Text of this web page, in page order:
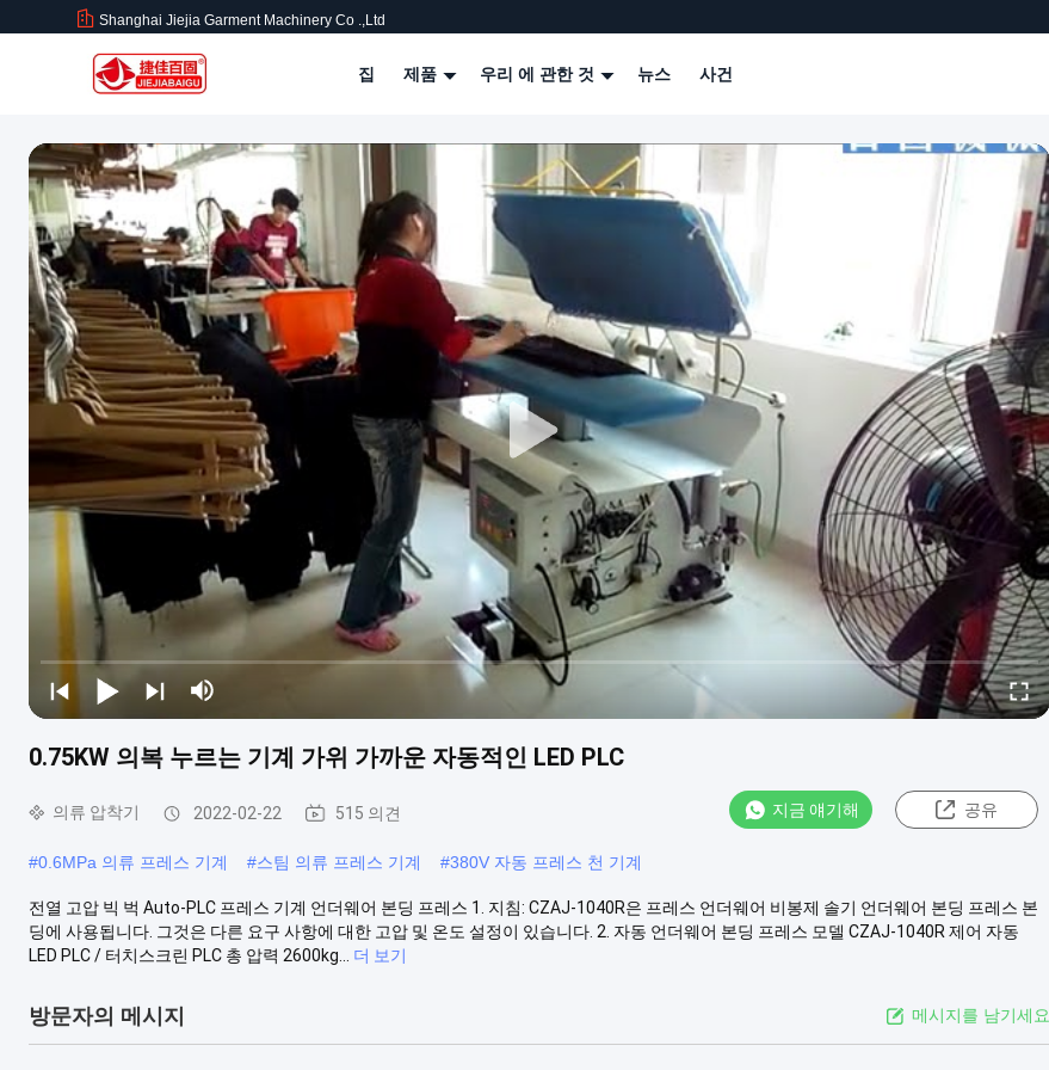
Shanghai Jiejia Garment Machinery Co .,ltd
집 제품 우리 에 관한 것 뉴스 사건
0.75KW 의복 누르는 기계 가위 가까운 자동적인 LED PLC
의류 압착기 2022-02-22 515 의견 지금 얘기해 공유
#0.6MPa 의류 프레스 기계 #스팀 의류 프레스 기계 #380V 자동 프레스 천 기계
전열 고압 빅 벅 Auto-PLC 프레스 기계 언더웨어 본딩 프레스 1. 지침: CZAJ-1040R은 프레스 언더웨어 비봉제 솔기 언더웨어 본딩 프레스 본
딩에 사용됩니다. 그것은 다른 요구 사항에 대한 고압 및 온도 설정이 있습니다. 2. 자동 언더웨어 본딩 프레스 모델 CZAJ-1040R 제어 자동
LED PLC / 터치스크린 PLC 총 압력 2600kg...
더 보기
방문자의 메시지 메시지를 남기세요